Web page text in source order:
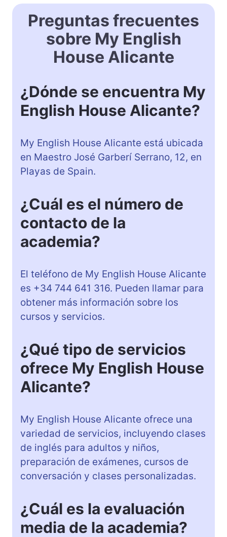
Preguntas frecuentes
sobre My English
House Alicante
¿Dónde se encuentra My
English House Alicante?
My English House Alicante está ubicada
en Maestro José Garberí Serrano, 12, en
Playas de Spain.
¿Cuál es el número de
contacto de la
academia?
El teléfono de My English House Alicante
es +34 744 641 316. Pueden llamar para
obtener más información sobre los
cursos y servicios.
¿Qué tipo de servicios
ofrece My English House
Alicante?
My English House Alicante ofrece una
variedad de servicios, incluyendo clases
de inglés para adultos y niños,
preparación de exámenes, cursos de
conversación y clases personalizadas.
¿Cuál es la evaluación
media de la academia?